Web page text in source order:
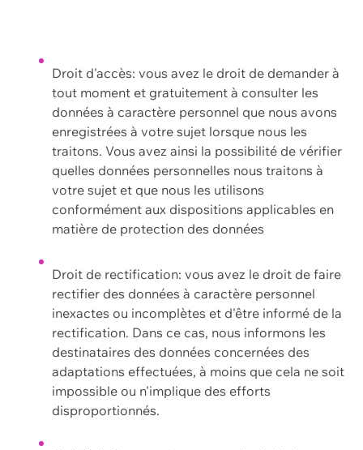
Droit d'accès: vous avez le droit de demander à
tout moment et gratuitement à consulter les
données à caractère personnel que nous avons
enregistrées à votre sujet lorsque nous les
traitons. Vous avez ainsi la possibilité de vérifier
quelles données personnelles nous traitons à
votre sujet et que nous les utilisons
conformément aux dispositions applicables en
matière de protection des données
Droit de rectification: vous avez le droit de faire
rectifier des données à caractère personnel
inexactes ou incomplètes et d'être informé de la
rectification. Dans ce cas, nous informons les
destinataires des données concernées des
adaptations effectuées, à moins que cela ne soit
impossible ou n'implique des efforts
disproportionnés.